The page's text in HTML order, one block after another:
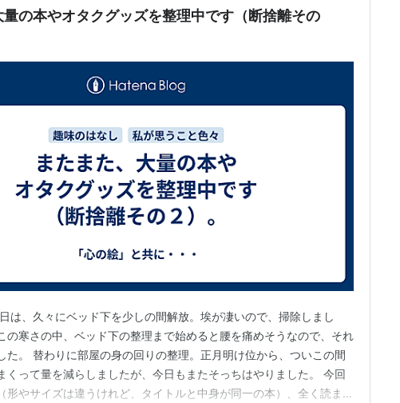
量の本やオタクグッズを整理中です（断捨離その
は、久々にベッド下を少しの間解放。埃が凄いので、掃除しまし
の寒さの中、ベッド下の整理まで始めると腰を痛めそうなので、それ
た。 替わりに部屋の身の回りの整理。正月明け位から、ついこの間
くって量を減らしましたが、今日もまたそっちはやりました。 今回
形やサイズは違うけれど、タイトルと中身が同一の本）、全く読まな